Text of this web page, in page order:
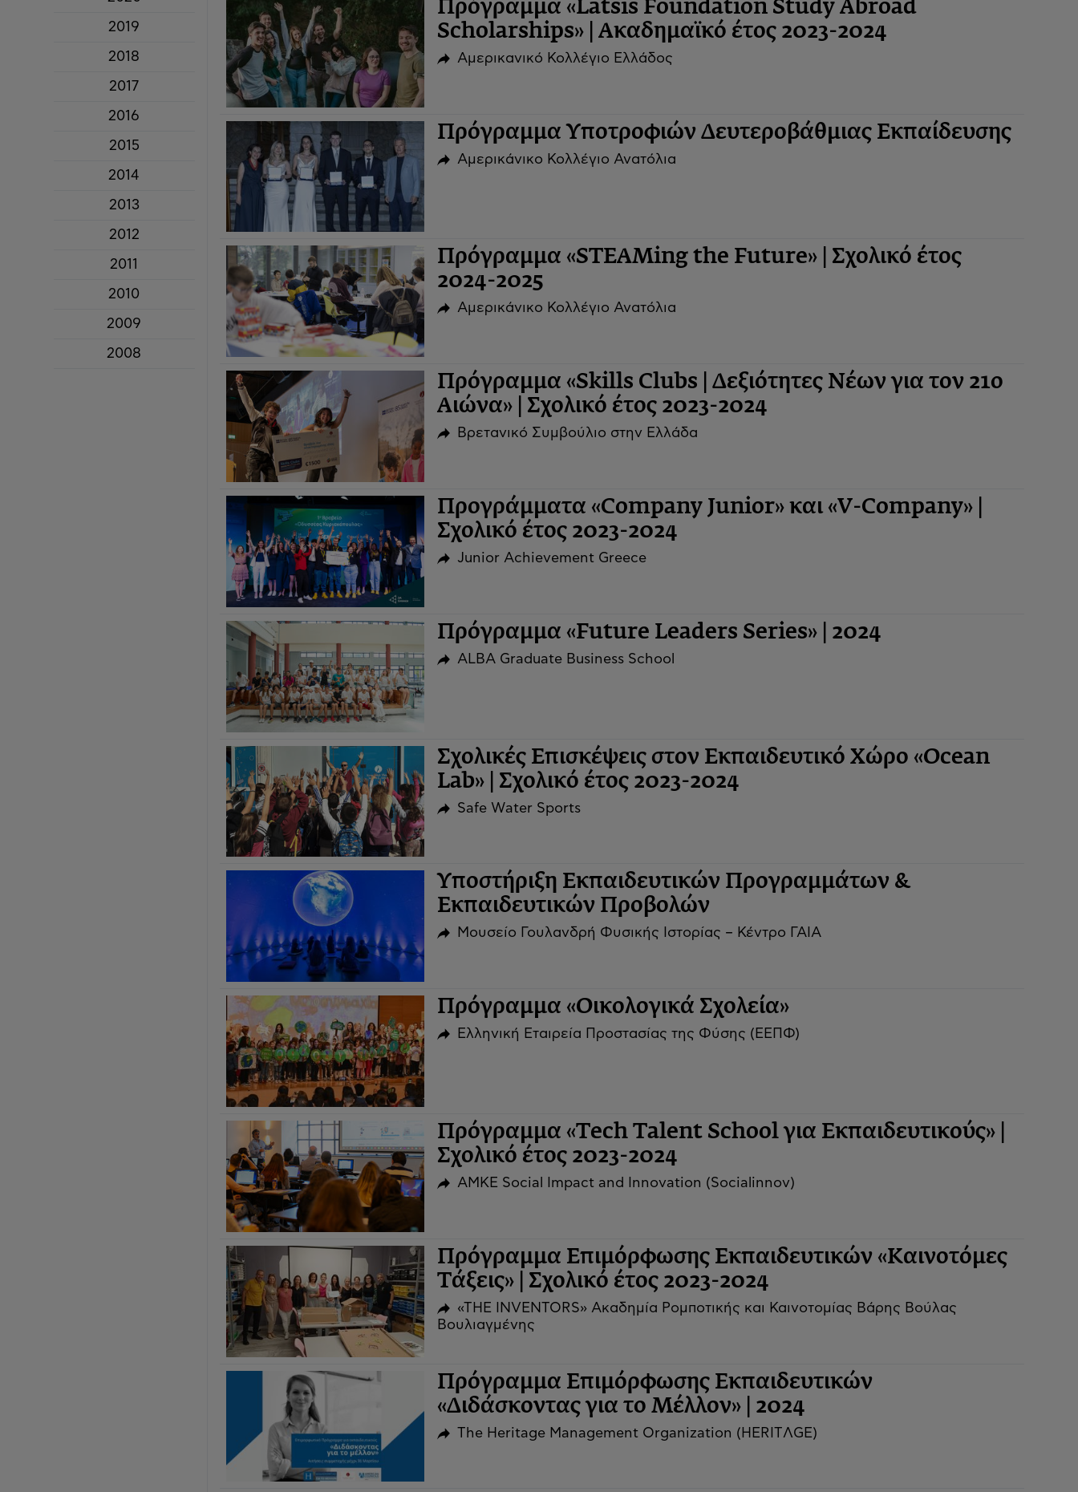
2019
2018
2017
2016
2015
2014
2013
2012
2011
2010
2009
2008
Πρόγραμμα «Latsis Foundation Study Abroad
Scholarships» | Ακαδημαϊκό έτος 2023-2024
Αμερικανικό Κολλέγιο Ελλάδος
Πρόγραμμα Υποτροφιών Δευτεροβάθμιας Εκπαίδευσης
Αμερικάνικο Κολλέγιο Ανατόλια
Πρόγραμμα «STEAMing the Future» | Σχολικό έτος
2024-2025
Αμερικάνικο Κολλέγιο Ανατόλια
Πρόγραμμα «Skills Clubs | Δεξιότητες Νέων για τον 21ο
Αιώνα» | Σχολικό έτος 2023-2024
Βρετανικό Συμβούλιο στην Ελλάδα
Προγράμματα «Company Junior» και «V-Company» |
Σχολικό έτος 2023-2024
Junior Achievement Greece
Πρόγραμμα «Future Leaders Series» | 2024
ALBA Graduate Business School
Σχολικές Επισκέψεις στον Εκπαιδευτικό Χώρο «Ocean
Lab» | Σχολικό έτος 2023-2024
Safe Water Sports
Υποστήριξη Εκπαιδευτικών Προγραμμάτων &
Εκπαιδευτικών Προβολών
Μουσείο Γουλανδρή Φυσικής Ιστορίας – Κέντρο ΓΑΙΑ
Πρόγραμμα «Οικολογικά Σχολεία»
Ελληνική Εταιρεία Προστασίας της Φύσης (ΕΕΠΦ)
Πρόγραμμα «Tech Talent School για Εκπαιδευτικούς» |
Σχολικό έτος 2023-2024
ΑΜΚΕ Social Impact and Innovation (Socialinnov)
Πρόγραμμα Επιμόρφωσης Εκπαιδευτικών «Καινοτόμες
Τάξεις» | Σχολικό έτος 2023-2024
«THE INVENTORS» Ακαδημία Ρομποτικής και Καινοτομίας Βάρης Βούλας
Βουλιαγμένης
Πρόγραμμα Επιμόρφωσης Εκπαιδευτικών
«Διδάσκοντας για το Μέλλον» | 2024
The Heritage Management Organization (HERITΛGΕ)